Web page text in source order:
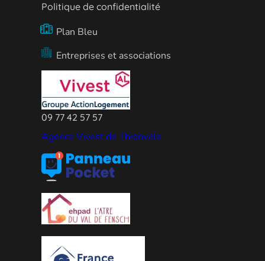
Politique de confidentialité
Plan Bleu
Entreprises et associations
09 77 42 57 57
Agence Vivest de Thionville